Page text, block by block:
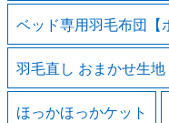
ベッド専用羽毛布団【
羽毛直し おまかせ生地
ほっかほっかケット